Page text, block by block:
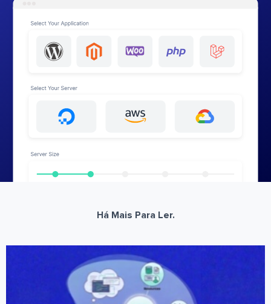
Há Mais Para Ler.